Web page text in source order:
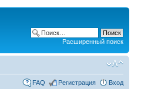
Расширенный поиск
FAQ Регистрация Вход